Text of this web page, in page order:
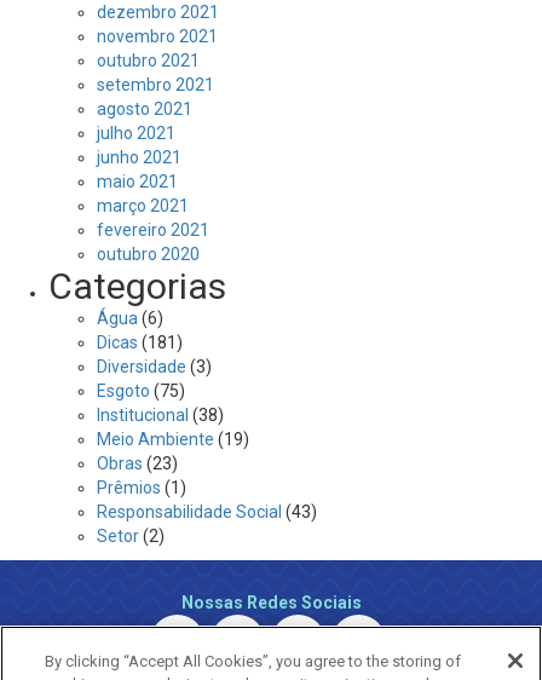
dezembro 2021
novembro 2021
outubro 2021
setembro 2021
agosto 2021
julho 2021
junho 2021
maio 2021
março 2021
fevereiro 2021
outubro 2020
Categorias
Água (6)
Dicas (181)
Diversidade (3)
Esgoto (75)
Institucional (38)
Meio Ambiente (19)
Obras (23)
Prêmios (1)
Responsabilidade Social (43)
Setor(2)
Nossas Redes Sociais
By clicking “Accept All Cookies”, you agree to the storing of